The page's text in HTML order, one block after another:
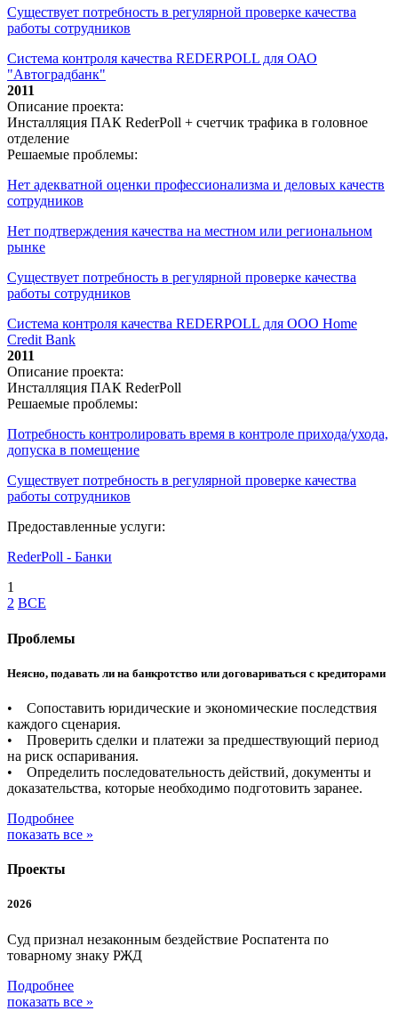
Существует потребность в регулярной проверке качества
работы сотрудников
Система контроля качества REDERPOLL для ОАО
"Автоградбанк"
2011
Описание проекта:
Инсталляция ПАК RederPoll + счетчик трафика в головное
отделение
Решаемые проблемы:
Нет адекватной оценки профессионализма и деловых качеств
сотрудников
Нет подтверждения качества на местном или региональном
рынке
Существует потребность в регулярной проверке качества
работы сотрудников
Система контроля качества REDERPOLL для ООО Home
Credit Bank
2011
Описание проекта:
Инсталляция ПАК RederPoll
Решаемые проблемы:
Потребность контролировать время в контроле прихода/ухода,
допуска в помещение
Существует потребность в регулярной проверке качества
работы сотрудников
Предоставленные услуги:
RederPoll - Банки
1
2 ВСЕ
Проблемы
Неясно, подавать ли на банкротство или договариваться с кредиторами
• Сопоставить юридические и экономические последствия
каждого сценария.
• Проверить сделки и платежи за предшествующий период
на риск оспаривания.
• Определить последовательность действий, документы и
доказательства, которые необходимо подготовить заранее.
Подробнее
показать все »
Проекты
2026
Суд признал незаконным бездействие Роспатента по
товарному знаку РЖД
Подробнее
показать все »